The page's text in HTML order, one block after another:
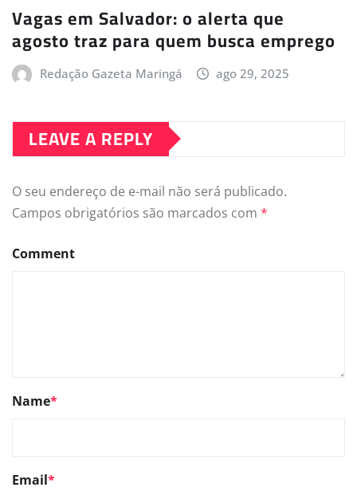
Vagas em Salvador: o alerta que
agosto traz para quem busca emprego
Redação Gazeta Maringá ago 29, 2025
LEAVE A REPLY
O seu endereço de e-mail não será publicado.
Campos obrigatórios são marcados com *
Comment
Name*
Email*